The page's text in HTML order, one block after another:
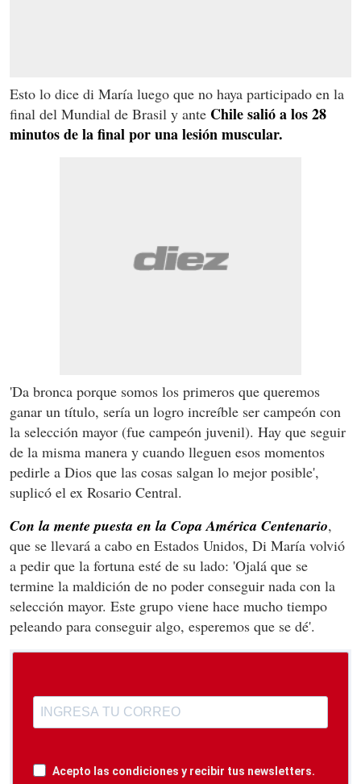
Esto lo dice di María luego que no haya participado en la
final del Mundial de Brasil y ante Chile salió a los 28
minutos de la final por una lesión muscular.
'Da bronca porque somos los primeros que queremos
ganar un título, sería un logro increíble ser campeón con
la selección mayor (fue campeón juvenil). Hay que seguir
de la misma manera y cuando lleguen esos momentos
pedirle a Dios que las cosas salgan lo mejor posible',
suplicó el ex Rosario Central.
Con la mente puesta en la Copa América Centenario,
que se llevará a cabo en Estados Unidos, Di María volvió
a pedir que la fortuna esté de su lado: 'Ojalá que se
termine la maldición de no poder conseguir nada con la
selección mayor. Este grupo viene hace mucho tiempo
peleando para conseguir algo, esperemos que se dé'.
Acepto las condiciones y recibir tus newsletters.